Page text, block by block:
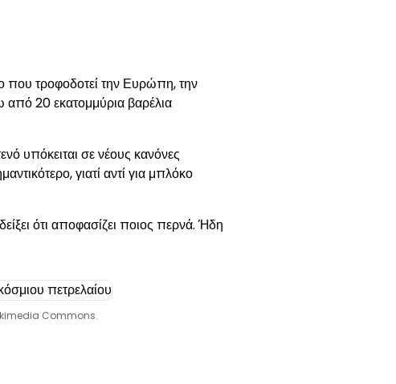
που τροφοδοτεί την Ευρώπη, την
20 εκατομμύρια βαρέλια
υπόκειται σε νέους κανόνες
γιατί αντί για μπλόκο
ότι αποφασίζει ποιος περνά. Ήδη
Commons.